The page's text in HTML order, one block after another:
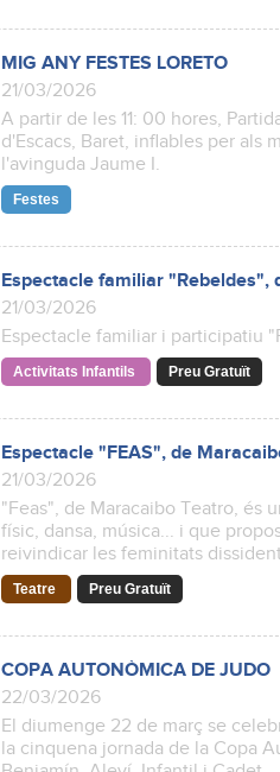
MIG ANY FESTES LORETO
21/03/2026
A partir de les 11: 00 hores,
d'Escacs, Baret, inflables per als
l'avinguda Jaume I.
Festes
Espectacle familiar "Rebeldes",
21/03/2026
Espectacle familiar i participatiu
Activitats Infantils Preu Gratuït
Espectacle "FEAS", de
21/03/2026
"Feas", de Maracaibo Teatro, és
físic, dansa, música... i que
reivindicar les feminitats
Teatre Preu Gratuït
COPA AUTONÒMICA DE JUDO
22/03/2026
El diumenge 22 de març se
la cinquena jornada de la Copa